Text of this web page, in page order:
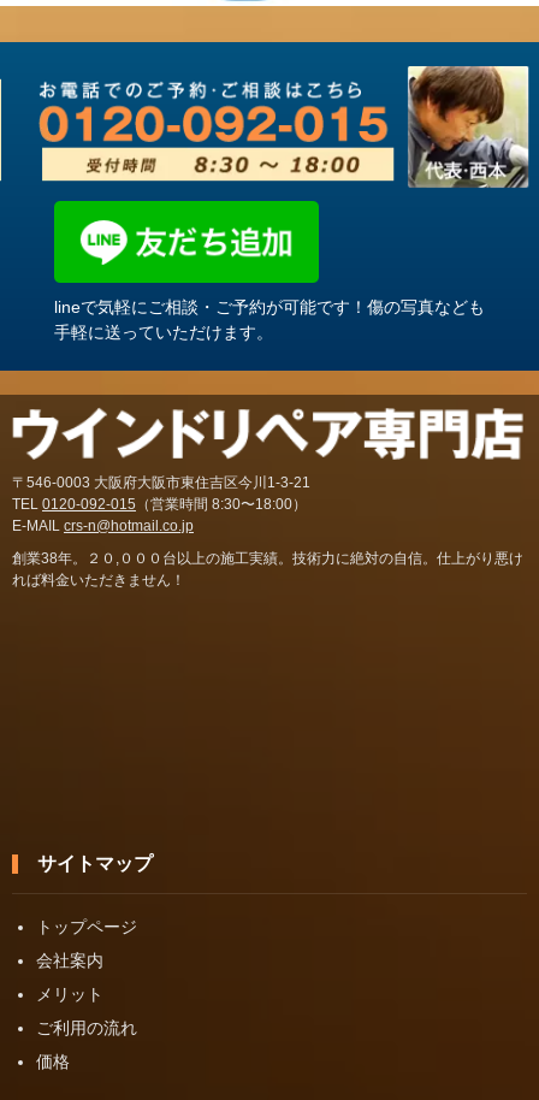
lineで気軽にご相談・ご予約が可能です！傷の写真なども
手軽に送っていただけます。
〒546-0003 大阪府大阪市東住吉区今川1-3-21
TEL 0120-092-015 （営業時間 8:30〜18:00）
E-MAIL crs-n@hotmail.co.jp
創業38年。２０,０００台以上の施工実績。技術力に絶対の自信。仕上がり悪け
れば料金いただきません！
サイトマップ
トップページ
会社案内
メリット
ご利用の流れ
価格